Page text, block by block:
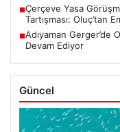
■Çerçeve Yasa
Tartışması: Oluç’tan
■Adıyaman Gerger’de
Devam Ediyor
Güncel